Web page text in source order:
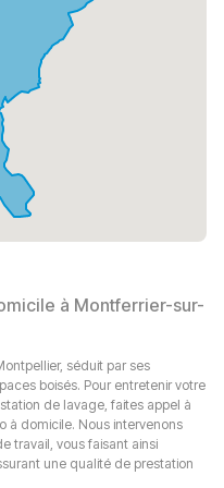
Notre véhicule est
de l'eau et de l'électricité.
votre voiture, nous nous
prix incluent les taxes. Pas
exactement ce qui est
de plus des 110 clients
? Abonnez-vous
en temps réel.
un service, mais une
qualité sur laquelle vous
à Montferrier-sur-
séduit par ses
boisés. Pour entretenir votre
de lavage, faites appel à
à domicile. Nous intervenons
travail, vous faisant ainsi
une qualité de prestation